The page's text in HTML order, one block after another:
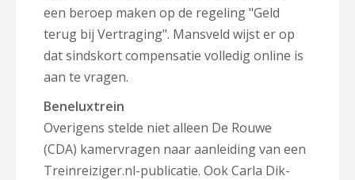
een beroep maken op de regeling "Geld
terug bij Vertraging". Mansveld wijst er op
dat sindskort compensatie volledig online is
aan te vragen.
Beneluxtrein
Overigens stelde niet alleen De Rouwe
(CDA) kamervragen naar aanleiding van een
Treinreiziger.nl-publicatie. Ook Carla Dik-